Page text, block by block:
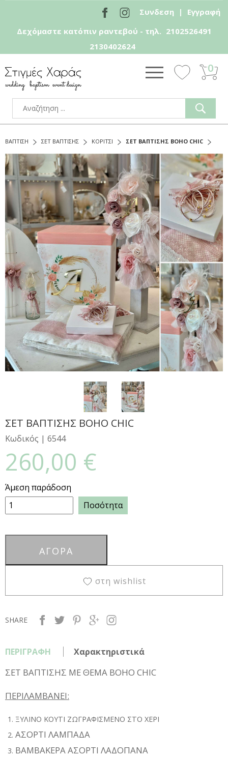
Συνδεση |
Εγγραφή
Δεχόμαστε κατόπιν ραντεβού - τηλ. 2102526491
2130402624
0
ΒΑΠΤΙΣΗ ΣΕΤ ΒΑΠΤΙΣΗΣ ΚΟΡΙΤΣΙ ΣΕΤ ΒΑΠΤΙΣΗΣ BOHO CHIC
ΣΕΤ ΒΑΠΤΙΣΗΣ BOHO CHIC
Κωδικός | 6544
260,00 €
Άμεση παράδοση
Ποσότητα
στη wishlist
SHARE
ΠΕΡΙΓΡΑΦΗ Χαρακτηριστικά
ΣΕΤ ΒΑΠΤΙΣΗΣ ΜΕ ΘΕΜΑ BOHO CHIC
ΠΕΡΙΛΑΜΒΑΝΕΙ:
ΞΥΛΙΝΟ ΚΟΥΤΙ ΖΩΓΡΑΦΙΣΜΕΝΟ ΣΤΟ ΧΕΡΙ
ΑΣΟΡΤΙ ΛΑΜΠΑΔΑ
ΒΑΜΒΑΚΕΡΑ ΑΣΟΡΤΙ ΛΑΔΟΠΑΝΑ